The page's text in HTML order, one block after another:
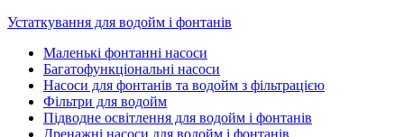
Устаткування для водойм і фонтанів
Маленькі фонтанні насоси
Багатофункціональні насоси
Насоси для фонтанів та водойм з фільтрацією
Фільтри для водойм
Підводне освітлення для водойм і фонтанів
Дренажні насоси для водойм і фонтанів